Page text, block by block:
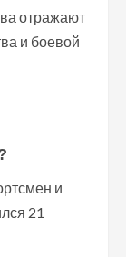
отражают
и боевой
и
21